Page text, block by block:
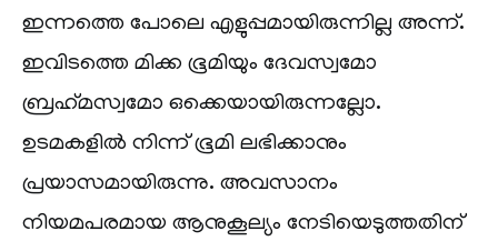
ഇന്നത്തെ പോലെ എളുപ്പമായിരുന്നില്ല അന്ന്.
ഇവിടത്തെ മിക്ക ഭൂമിയും ദേവസ്വമോ
ബ്രഹ്‌മസ്വമോ ഒക്കെയായിരുന്നല്ലോ.
ഉടമകളിൽ നിന്ന് ഭൂമി ലഭിക്കാനും
പ്രയാസമായിരുന്നു. അവസാനം
നിയമപരമായ ആനുകൂല്യം നേടിയെടുത്തതിന്